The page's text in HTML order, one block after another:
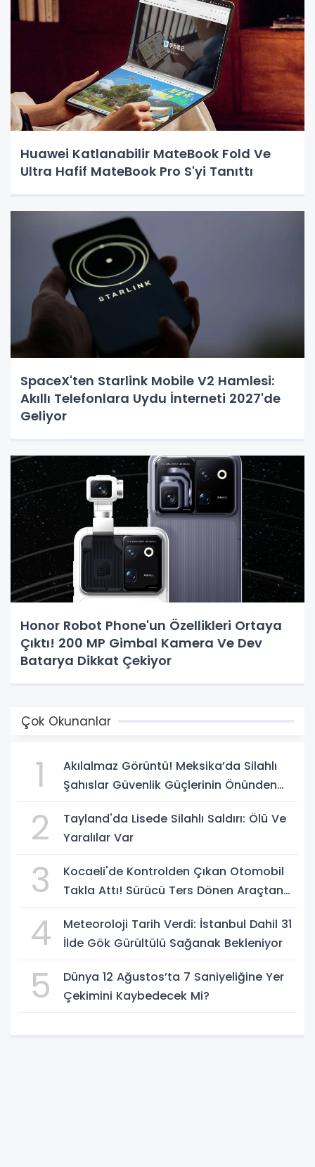
Huawei Katlanabilir MateBook Fold Ve
Ultra Hafif MateBook Pro S'yi Tanıttı
SpaceX'ten Starlink Mobile V2 Hamlesi:
Akıllı Telefonlara Uydu İnterneti 2027'de
Geliyor
Honor Robot Phone'un Özellikleri Ortaya
Çıktı! 200 MP Gimbal Kamera Ve Dev
Batarya Dikkat Çekiyor
Çok Okunanlar
1
Akılalmaz Görüntü! Meksika’da Silahlı
Şahıslar Güvenlik Güçlerinin Önünden
2
Tayland'da Lisede Silahlı Saldırı: Ölü Ve
Yaralılar Var
3
Kocaeli'de Kontrolden Çıkan Otomobil
Takla Attı! Sürücü Ters Dönen Araçtan
4
Meteoroloji Tarih Verdi: İstanbul Dahil 31
İlde Gök Gürültülü Sağanak Bekleniyor
5
Dünya 12 Ağustos’ta 7 Saniyeliğine Yer
Çekimini Kaybedecek Mi?